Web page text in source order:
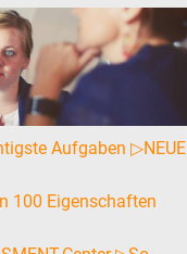
Aufgaben ▷NEUE
100 Eigenschaften